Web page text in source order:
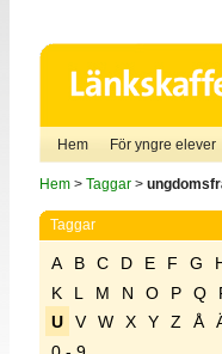
Hem För yngre elever
Hem> Taggar>
Taggar
A B C D E F G
K
L M N O P Q
U
V W X Y Z Å